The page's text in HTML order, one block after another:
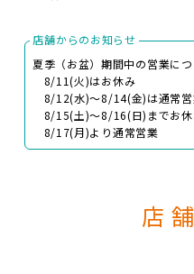
店舗からのお知らせ
夏季（お盆）期間中の営業につ
8/11(火)はお休み
8/12(水)～8/14(金)は通常
8/15(土)～8/16(日)までお休
8/17(月)より通常営業
店